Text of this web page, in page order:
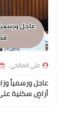
علي المالكي
عاجل ورسمياً
أراضٍ سكنية